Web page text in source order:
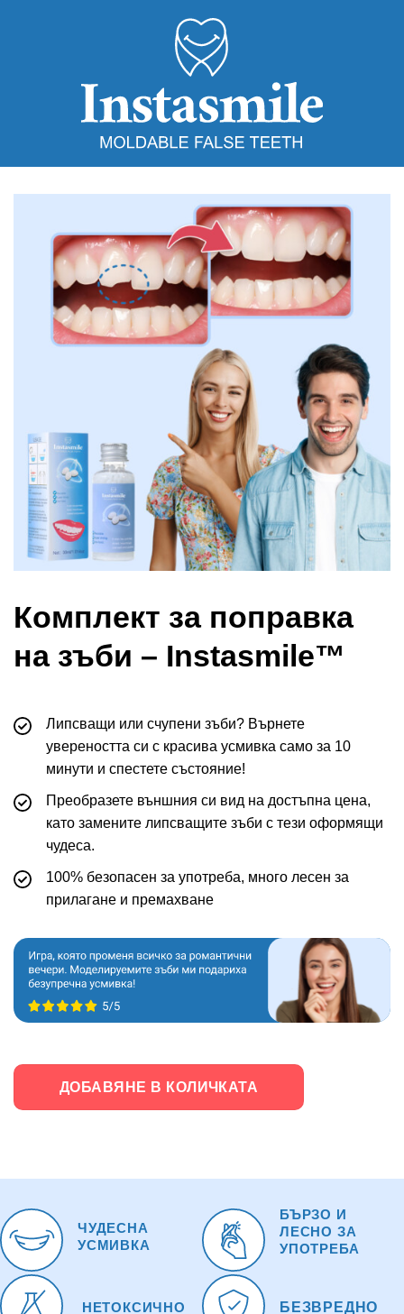
Комплект за поправка
на зъби – Instasmile™
Липсващи или счупени зъби? Върнете
увереността си с красива усмивка само за 10
минути и спестете състояние!
Преобразете външния си вид на достъпна цена,
като замените липсващите зъби с тези оформящи
чудеса.
100% безопасен за употреба, много лесен за
прилагане и премахване
ДОБАВЯНЕ В КОЛИЧКАТА
ЧУДЕСНА
УСМИВКА
БЪРЗО И
ЛЕСНО ЗА
УПОТРЕБА
‎ НЕТОКСИЧНО БЕЗВРЕДНО